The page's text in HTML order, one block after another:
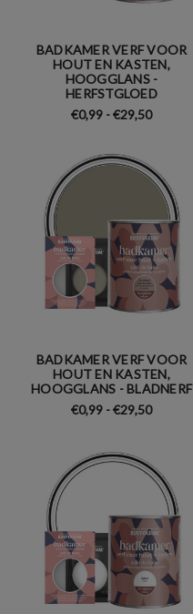
BADKAMER VERF VOOR
HOUT EN KASTEN,
HOOGGLANS -
HERFSTGLOED
€0,99 - €29,50
BADKAMER VERF VOOR
HOUT EN KASTEN,
HOOGGLANS - BLADNERF
€0,99 - €29,50